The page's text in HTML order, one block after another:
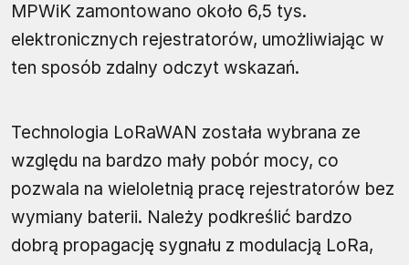
MPWiK zamontowano około 6,5 tys.
elektronicznych rejestratorów, umożliwiając w
ten sposób zdalny odczyt wskazań.
Technologia LoRaWAN została wybrana ze
względu na bardzo mały pobór mocy, co
pozwala na wieloletnią pracę rejestratorów bez
wymiany baterii. Należy podkreślić bardzo
dobrą propagację sygnału z modulacją LoRa,